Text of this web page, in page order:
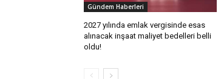
Gündem Haberleri
2027 yılında emlak vergisinde esas
alınacak inşaat maliyet bedelleri belli
oldu!